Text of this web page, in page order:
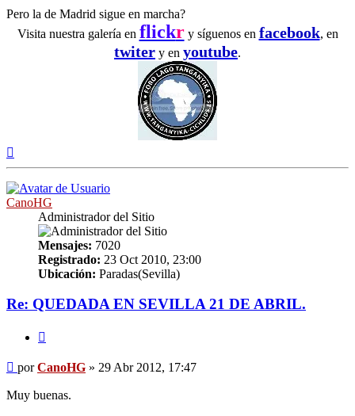
Pero la de Madrid sigue en marcha?
Visita nuestra galería en flickry síguenos en facebook, en
twiter y en youtube.
CanoHG
Administrador del Sitio
Mensajes: 7020
Registrado: 23 Oct 2010, 23:00
Ubicación: Paradas(Sevilla)
Re: QUEDADA EN SEVILLA 21 DE ABRIL.
Mensaje
porCanoHG » 29 Abr 2012, 17:47
Muy buenas.